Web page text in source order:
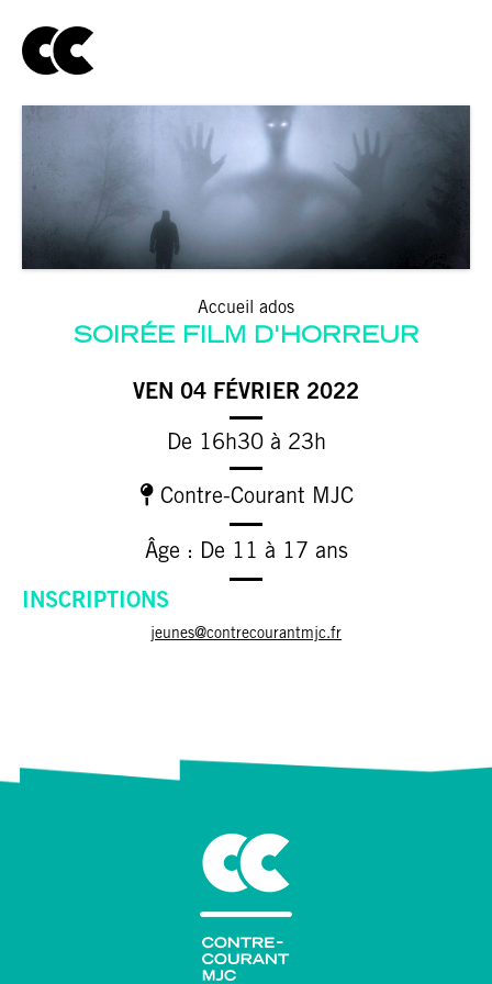
Accueil ados
SOIRÉE FILM D'HORREUR
VEN 04 FÉVRIER 2022
De 16h30 à 23h
Contre-Courant MJC
Âge : De 11 à 17 ans
INSCRIPTIONS
jeunes@contrecourantmjc.fr